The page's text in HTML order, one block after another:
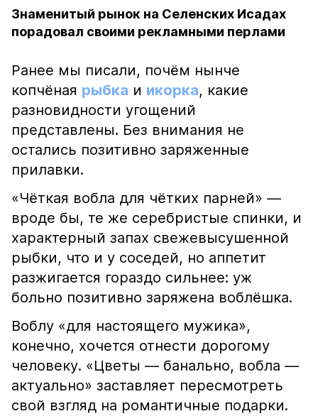
Знаменитый рынок на Селенских Исадах
порадовал своими рекламными перлами
Ранее мы писали, почём нынче
копчёная рыбка и икорка, какие
разновидности угощений
представлены. Без внимания не
остались позитивно заряженные
прилавки.
«Чёткая вобла для чётких парней» —
вроде бы, те же серебристые спинки, и
характерный запах свежевысушенной
рыбки, что и у соседей, но аппетит
разжигается гораздо сильнее: уж
больно позитивно заряжена воблёшка.
Воблу «для настоящего мужика»,
конечно, хочется отнести дорогому
человеку. «Цветы — банально, вобла —
актуально» заставляет пересмотреть
свой взгляд на романтичные подарки.